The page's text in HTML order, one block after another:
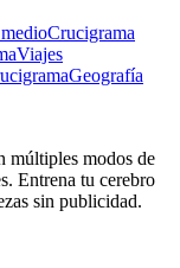
Crucigrama
Viajes
Geografía
múltiples modos de
Entrena tu cerebro
sin publicidad.